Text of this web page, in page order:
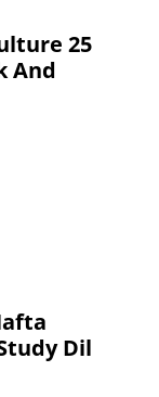
25
And
Dil